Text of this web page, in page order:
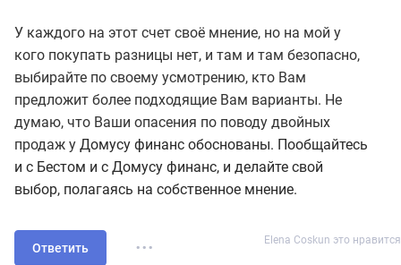
У каждого на этот счет своё мнение, но на мой у
кого покупать разницы нет, и там и там безопасно,
выбирайте по своему усмотрению, кто Вам
предложит более подходящие Вам варианты. Не
думаю, что Ваши опасения по поводу двойных
продаж у Домусу финанс обоснованы. Пообщайтесь
и с Бестом и с Домусу финанс, и делайте свой
выбор, полагаясь на собственное мнение.
Elena Coskun это нравится
Ответить ...